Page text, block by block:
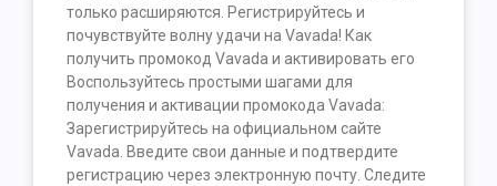
только расширяются. Регистрируйтесь и
почувствуйте волну удачи на Vavada! Как
получить промокод Vavada и активировать его
Воспользуйтесь простыми шагами для
получения и активации промокода Vavada:
Зарегистрируйтесь на официальном сайте
Vavada. Введите свои данные и подтвердите
регистрацию через электронную почту. Следите